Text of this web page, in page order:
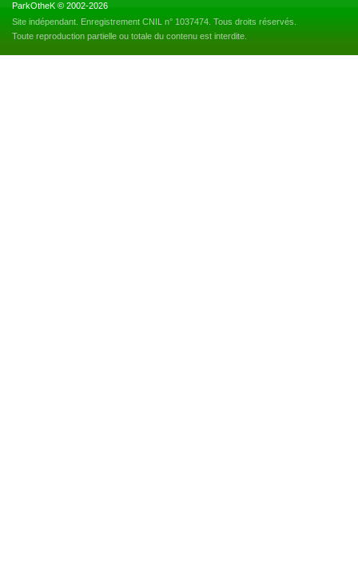
ParkOtheK © 2002-2026
Site indépendant. Enregistrement CNIL n° 1037474. Tous droits réservés.
Toute reproduction partielle ou totale du contenu est interdite.